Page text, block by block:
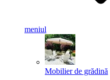
meniul
Mobilier de grădină